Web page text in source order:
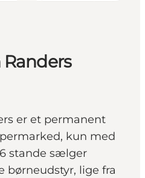
er et permanent
kun med
stande sælger
børneudstyr, lige fra